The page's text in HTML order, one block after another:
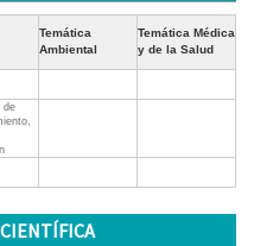
Temática
Ambiental
Temática Médica
y de la Salud
de